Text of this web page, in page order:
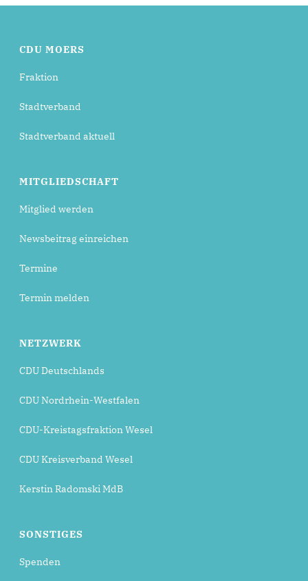
CDU MOERS
Fraktion
Stadtverband
Stadtverband aktuell
MITGLIEDSCHAFT
Mitglied werden
Newsbeitrag einreichen
Termine
Termin melden
NETZWERK
CDU Deutschlands
CDU Nordrhein-Westfalen
CDU-Kreistagsfraktion Wesel
CDU Kreisverband Wesel
Kerstin Radomski MdB
SONSTIGES
Spenden